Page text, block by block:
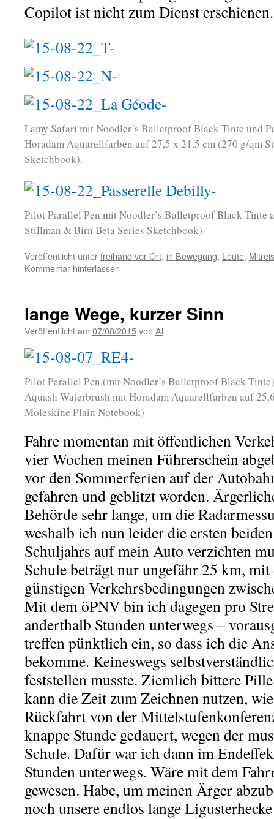
Copilot ist nicht zum Dienst erschienen.
Lamy Safari mit Noodler’s Bulletproof Black Tinte und
Horadam Aquarellfarben auf 27,5 x 21,5 cm (270 g/qm
Sketchbook).
Pilot Parallel Pen mit Noodler’s Bulletproof Black Tinte
Stillman & Birn Beta Series Sketchbook).
Veröffentlicht unterfreihand vor Ort, in Bewegung, Leute,
Kommentar hinterlassen
lange Wege, kurzer Sinn
Veröffentlicht am 07/08/2015von Al
Pilot Parallel Pen (mit Noodler’s Bulletproof Black
Aquash Waterbrush mit Horadam Aquarellfarben auf
Moleskine Plain Notebook)
Fahre momentan mit öffentlichen
vier Wochen meinen Führerschein
vor den Sommerferien auf der
gefahren und geblitzt worden.
Behörde sehr lange, um die
weshalb ich nun leider die ersten
Schuljahrs auf mein Auto verzichten
Schule beträgt nur ungefähr 25 km,
günstigen Verkehrsbedingungen
Mit dem öPNV bin ich dagegen pro
anderthalb Stunden unterwegs –
treffen pünktlich ein, so dass ich die
bekomme. Keineswegs
feststellen musste. Ziemlich bittere
kann die Zeit zum Zeichnen nutzen,
Rückfahrt von der
knappe Stunde gedauert, wegen der
Schule. Dafür war ich dann im
Stunden unterwegs. Wäre mit dem
gewesen. Habe, um meinen Ärger
noch unsere endlos lange